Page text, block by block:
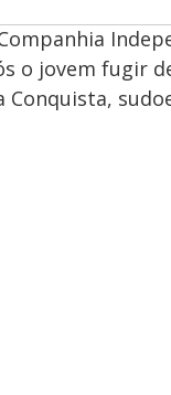
o jovem fugir